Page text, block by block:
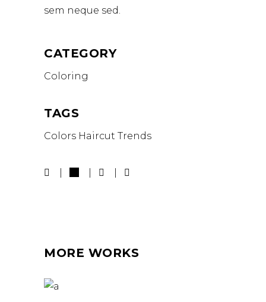
sem neque sed.
CATEGORY
Coloring
TAGS
Colors Haircut Trends
MORE WORKS